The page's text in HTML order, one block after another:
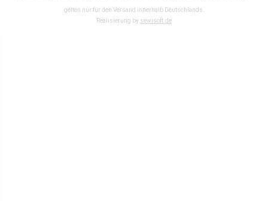
gelten nur für den Versand innerhalb Deutschlands.
Realisierung by sewisoft.de